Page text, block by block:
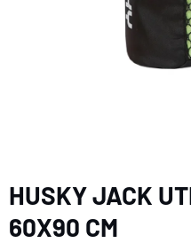
CYKLISTIKA
HUSKY JACK
60X90 CM